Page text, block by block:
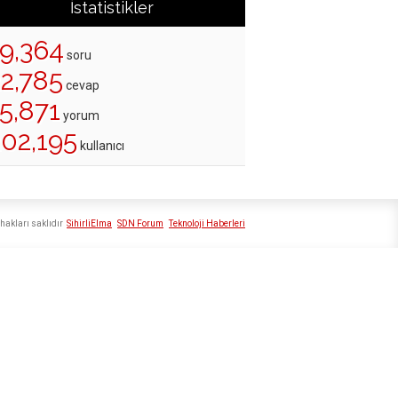
İstatistikler
soru
cevap
yorum
kullanıcı
SihirliElma SDN Forum Teknoloji Haberleri
saklıdır